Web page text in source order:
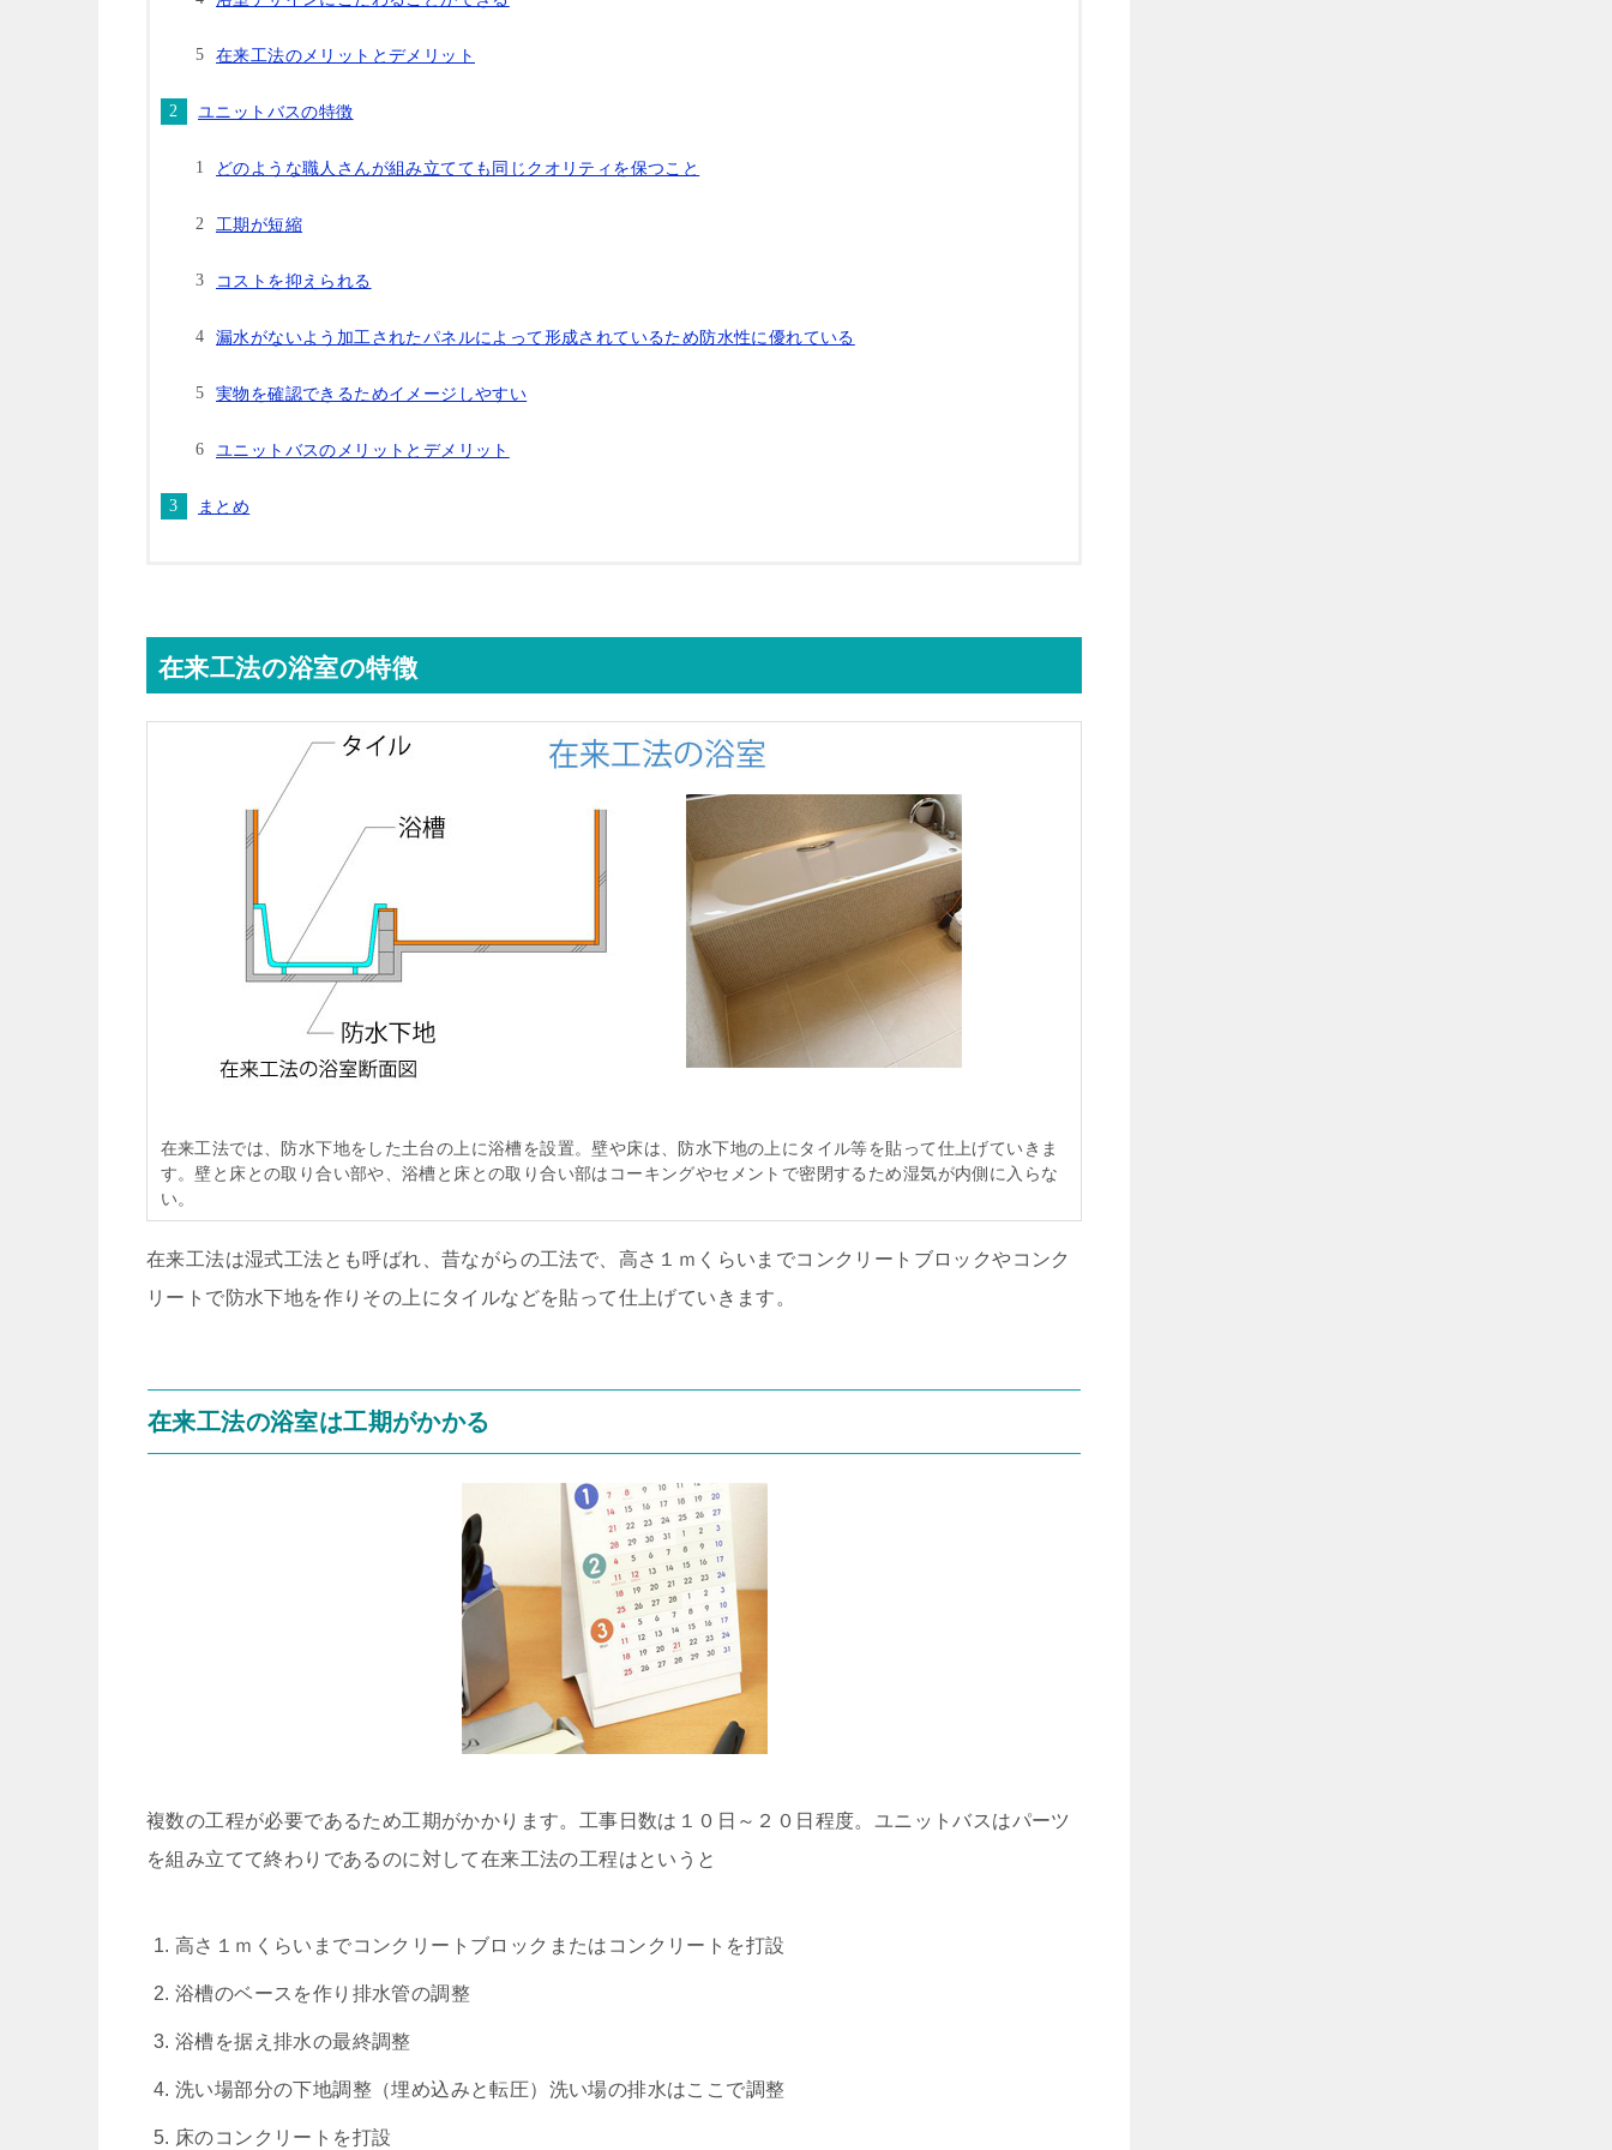
在来工法のメリットとデメリット
ユニットバスの特徴
どのような職人さんが組み立てても同じクオリティを保つこと
工期が短縮
コストを抑えられる
漏水がないよう加工されたパネルによって形成されているため防水性に優れている
実物を確認できるためイメージしやすい
ユニットバスのメリットとデメリット
まとめ
在来工法の浴室の特徴
在来工法では、防水下地をした土台の上に浴槽を設置。壁や床は、防水下地の上にタイル等を貼って仕上げていきま
す。壁と床との取り合い部や、浴槽と床との取り合い部はコーキングやセメントで密閉するため湿気が内側に入らな
い。
在来工法は湿式工法とも呼ばれ、昔ながらの工法で、高さ１ｍくらいまでコンクリートブロックやコンク
リートで防水下地を作りその上にタイルなどを貼って仕上げていきます。
在来工法の浴室は工期がかかる
複数の工程が必要であるため工期がかかります。工事日数は１０日～２０日程度。ユニットバスはパーツ
を組み立てて終わりであるのに対して在来工法の工程はというと
高さ１ｍくらいまでコンクリートブロックまたはコンクリートを打設
浴槽のベースを作り排水管の調整
浴槽を据え排水の最終調整
洗い場部分の下地調整（埋め込みと転圧）洗い場の排水はここで調整
床のコンクリートを打設